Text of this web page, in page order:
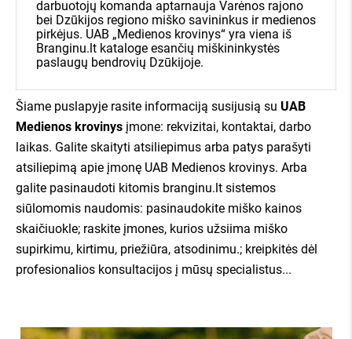
darbuotojų komanda aptarnauja Varėnos rajono
bei Dzūkijos regiono miško savininkus ir medienos
pirkėjus. UAB „Medienos krovinys“ yra viena iš
Branginu.lt kataloge esančių miškininkystės
paslaugų bendrovių Dzūkijoje.
Šiame puslapyje rasite informaciją susijusią su UAB
Medienos krovinys įmone: rekvizitai, kontaktai, darbo
laikas. Galite skaityti atsiliepimus arba patys parašyti
atsiliepimą apie įmonę UAB Medienos krovinys. Arba
galite pasinaudoti kitomis branginu.lt sistemos
siūlomomis naudomis: pasinaudokite miško kainos
skaičiuokle; raskite įmones, kurios užsiima miško
supirkimu, kirtimu, priežiūra, atsodinimu.; kreipkitės dėl
profesionalios konsultacijos į mūsų specialistus...
apie mus kalba: